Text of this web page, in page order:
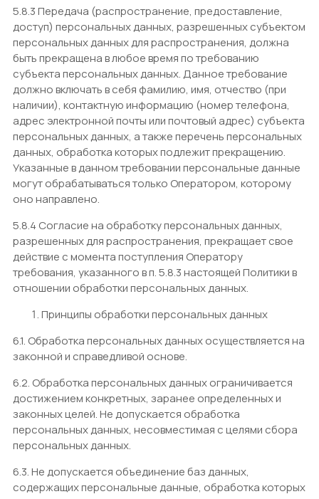
5.8.3 Передача (распространение, предоставление,
доступ) персональных данных, разрешенных субъектом
персональных данных для распространения, должна
быть прекращена в любое время по требованию
субъекта персональных данных. Данное требование
должно включать в себя фамилию, имя, отчество (при
наличии), контактную информацию (номер телефона,
адрес электронной почты или почтовый адрес) субъекта
персональных данных, а также перечень персональных
данных, обработка которых подлежит прекращению.
Указанные в данном требовании персональные данные
могут обрабатываться только Оператором, которому
оно направлено.
5.8.4 Согласие на обработку персональных данных,
разрешенных для распространения, прекращает свое
действие с момента поступления Оператору
требования, указанного в п. 5.8.3 настоящей Политики в
отношении обработки персональных данных.
Принципы обработки персональных данных
6.1. Обработка персональных данных осуществляется на
законной и справедливой основе.
6.2. Обработка персональных данных ограничивается
достижением конкретных, заранее определенных и
законных целей. Не допускается обработка
персональных данных, несовместимая с целями сбора
персональных данных.
6.3. Не допускается объединение баз данных,
содержащих персональные данные, обработка которых